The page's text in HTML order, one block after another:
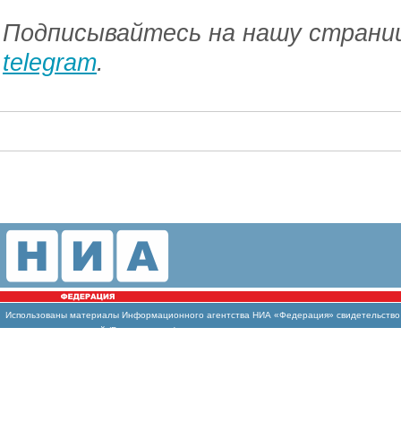
Подписывайтесь на нашу
telegram.
Использованы материалы Информационного агентства НИА «Федерация»
массовых коммуникаций (Роскомнадзор)